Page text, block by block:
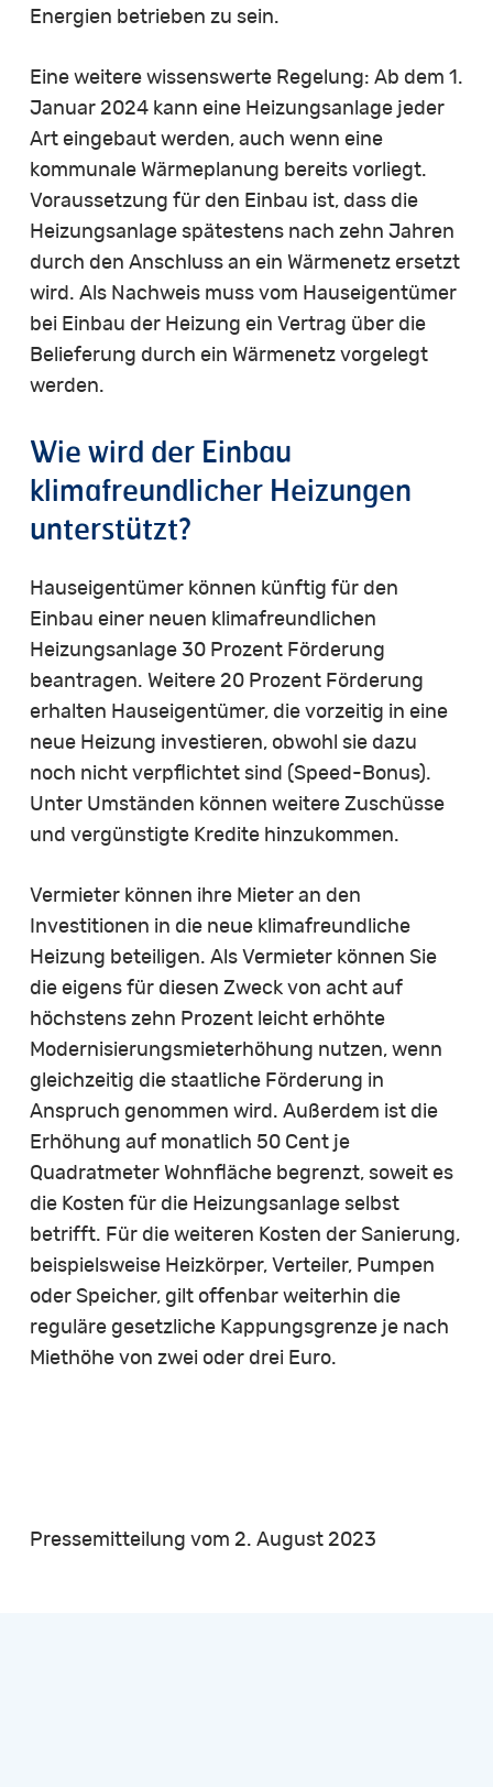
Energien betrieben zu sein.
Eine weitere wissenswerte Regelung: Ab dem 1.
Januar 2024 kann eine Heizungsanlage jeder
Art eingebaut werden, auch wenn eine
kommunale Wärmeplanung bereits vorliegt.
Voraussetzung für den Einbau ist, dass die
Heizungsanlage spätestens nach zehn Jahren
durch den Anschluss an ein Wärmenetz ersetzt
wird. Als Nachweis muss vom Hauseigentümer
bei Einbau der Heizung ein Vertrag über die
Belieferung durch ein Wärmenetz vorgelegt
werden.
Wie wird der Einbau
klimafreundlicher Heizungen
unterstützt?
Hauseigentümer können künftig für den
Einbau einer neuen klimafreundlichen
Heizungsanlage 30 Prozent Förderung
beantragen. Weitere 20 Prozent Förderung
erhalten Hauseigentümer, die vorzeitig in eine
neue Heizung investieren, obwohl sie dazu
noch nicht verpflichtet sind (Speed-Bonus).
Unter Umständen können weitere Zuschüsse
und vergünstigte Kredite hinzukommen.
Vermieter können ihre Mieter an den
Investitionen in die neue klimafreundliche
Heizung beteiligen. Als Vermieter können Sie
die eigens für diesen Zweck von acht auf
höchstens zehn Prozent leicht erhöhte
Modernisierungsmieterhöhung nutzen, wenn
gleichzeitig die staatliche Förderung in
Anspruch genommen wird. Außerdem ist die
Erhöhung auf monatlich 50 Cent je
Quadratmeter Wohnfläche begrenzt, soweit es
die Kosten für die Heizungsanlage selbst
betrifft. Für die weiteren Kosten der Sanierung,
beispielsweise Heizkörper, Verteiler, Pumpen
oder Speicher, gilt offenbar weiterhin die
reguläre gesetzliche Kappungsgrenze je nach
Miethöhe von zwei oder drei Euro.
Pressemitteilung vom 2. August 2023